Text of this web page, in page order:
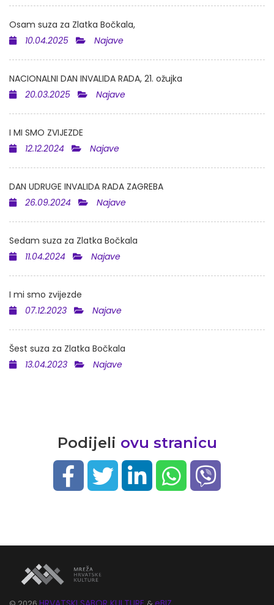
Osam suza za Zlatka Bočkala,
10.04.2025
Najave
NACIONALNI DAN INVALIDA RADA, 21. ožujka
20.03.2025
Najave
I MI SMO ZVIJEZDE
12.12.2024
Najave
DAN UDRUGE INVALIDA RADA ZAGREBA
26.09.2024
Najave
Sedam suza za Zlatka Bočkala
11.04.2024
Najave
I mi smo zvijezde
07.12.2023
Najave
Šest suza za Zlatka Bočkala
13.04.2023
Najave
Podijeli ovu stranicu